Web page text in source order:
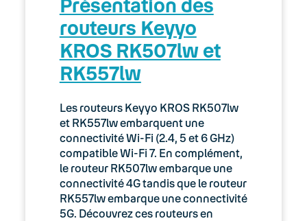
Présentation des
routeurs Keyyo
KROS RK507lw et
RK557lw
Les routeurs Keyyo KROS RK507lw
et RK557lw embarquent une
connectivité Wi-Fi (2.4, 5 et 6 GHz)
compatible Wi-Fi 7. En complément,
le routeur RK507lw embarque une
connectivité 4G tandis que le routeur
RK557lw embarque une connectivité
5G. Découvrez ces routeurs en